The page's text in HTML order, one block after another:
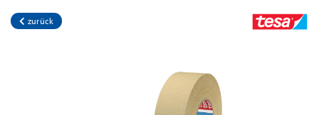
zurück